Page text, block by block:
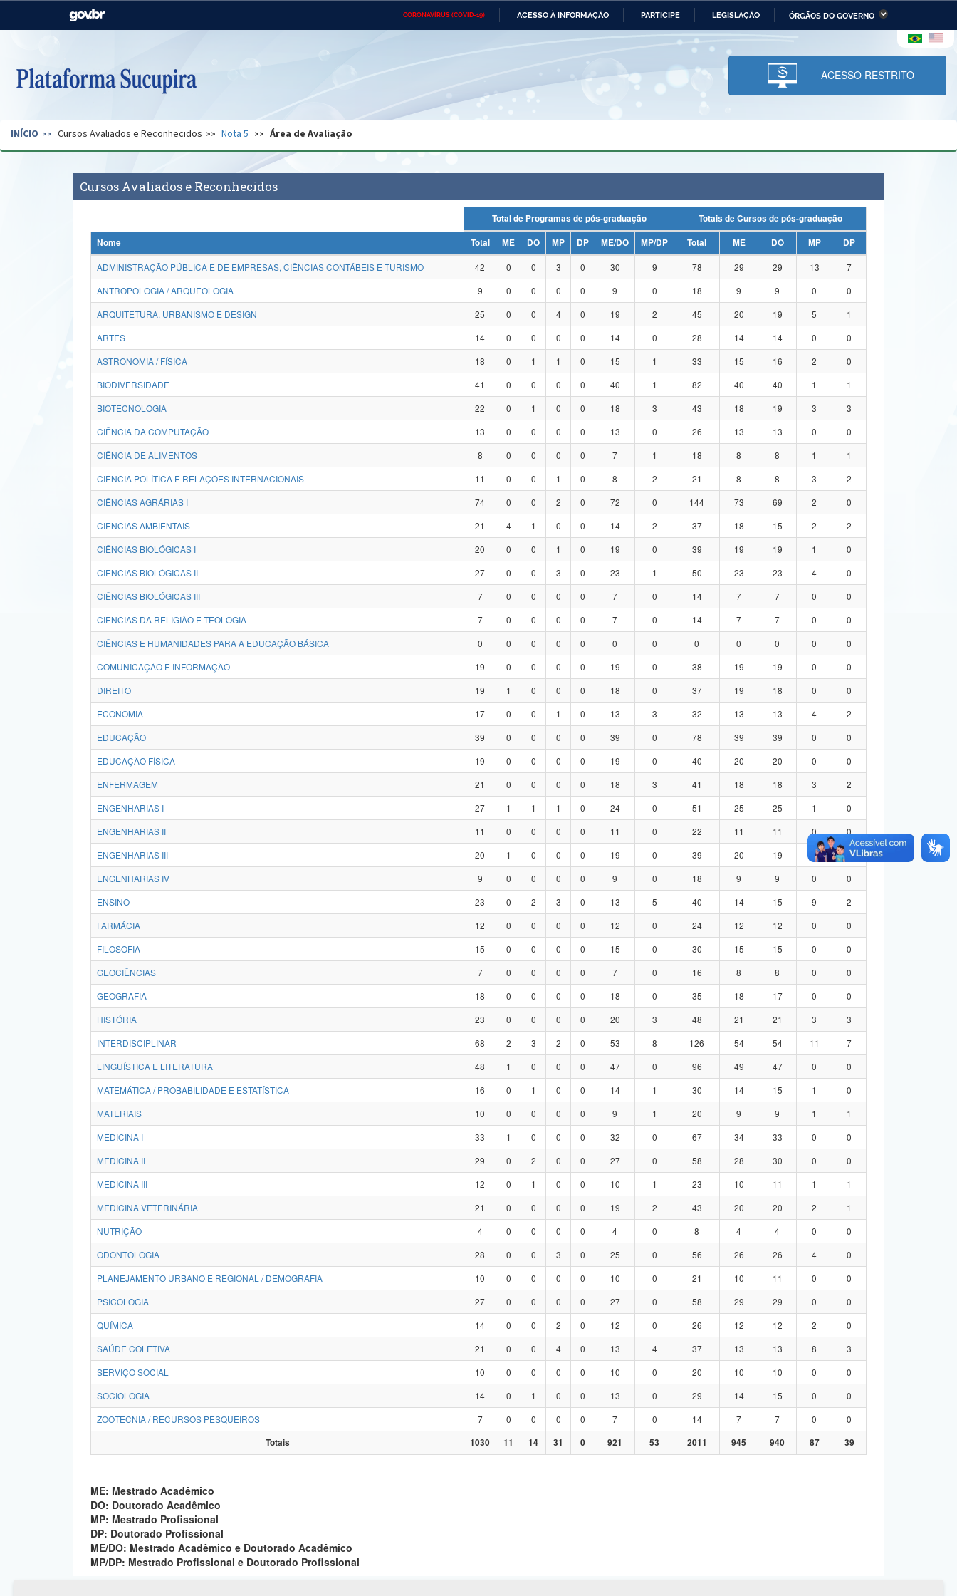
CORONAVÍRUS (COVID-19) ACESSO À INFORMAÇÃO PARTICIPE LEGISLAÇÃO ÓRGÃOS DO GOVERNO
Casa Civil Ministério das Relações Ministério da Economia Ministério da Infraestrutura
Pecuária e Abastecimento
Ministério da Ciência,
Tecnologia, Inovações e
Comunicações
Ministério do Desenvolvimento
Regional e dos Direitos Humanos
Secretaria de Governo Gabinete de Segurança Advocacia-Geral da União Banco Central do Brasil Planalto
ACESSO RESTRITO
INÍCIO Cursos Avaliados e Reconhecidos Nota 5 Área de Avaliação
Cursos Avaliados e Reconhecidos
Total de Programas de pós-graduação
Totais de Cursos de pós-graduação
Nome
Total ME DO MP DP ME/DO MP/DP Total ME DO MP
DP
ADMINISTRAÇÃO PÚBLICA E DE EMPRESAS, CIÊNCIAS CONTÁBEIS E TURISMO
42 0 0 3 0 30 9 78 29 29 13
7
ANTROPOLOGIA / ARQUEOLOGIA
9 0 0 0 0 9 0 18 9 9 0
0
ARQUITETURA, URBANISMO E DESIGN
25 0 0 4 0 19 2 45 20 19 5
1
ARTES
14 0 0 0 0 14 0 28 14 14 0
0
ASTRONOMIA / FÍSICA
18 0 1 1 0 15 1 33 15 16 2
0
BIODIVERSIDADE
41 0 0 0 0 40 1 82 40 40 1
1
BIOTECNOLOGIA
22 0 1 0 0 18 3 43 18 19 3
3
CIÊNCIA DA COMPUTAÇÃO
13 0 0 0 0 13 0 26 13 13 0
0
CIÊNCIA DE ALIMENTOS
8 0 0 0 0 7 1 18 8 8 1
1
CIÊNCIA POLÍTICA E RELAÇÕES INTERNACIONAIS
11 0 0 1 0 8 2 21 8 8 3
2
CIÊNCIAS AGRÁRIAS I
74 0 0 2 0 72 0 144 73 69 2
0
CIÊNCIAS AMBIENTAIS
21 4 1 0 0 14 2 37 18 15 2
2
CIÊNCIAS BIOLÓGICAS I
20 0 0 1 0 19 0 39 19 19 1
0
CIÊNCIAS BIOLÓGICAS II
27 0 0 3 0 23 1 50 23 23 4
0
CIÊNCIAS BIOLÓGICAS III
7 0 0 0 0 7 0 14 7 7 0
0
CIÊNCIAS DA RELIGIÃO E TEOLOGIA
7 0 0 0 0 7 0 14 7 7 0
0
CIÊNCIAS E HUMANIDADES PARA A EDUCAÇÃO BÁSICA
0 0 0 0 0 0 0 0 0 0 0
0
COMUNICAÇÃO E INFORMAÇÃO
19 0 0 0 0 19 0 38 19 19 0
0
DIREITO
19 1 0 0 0 18 0 37 19 18 0
0
ECONOMIA
17 0 0 1 0 13 3 32 13 13 4
2
EDUCAÇÃO
39 0 0 0 0 39 0 78 39 39 0
0
EDUCAÇÃO FÍSICA
19 0 0 0 0 19 0 40 20 20 0
0
ENFERMAGEM
21 0 0 0 0 18 3 41 18 18 3
2
ENGENHARIAS I
27 1 1 1 0 24 0 51 25 25 1
0
ENGENHARIAS II
11 0 0 0 0 11 0 22 11 11 0
0
ENGENHARIAS III
20 1 0 0 0 19 0 39 20 19 0
0
ENGENHARIAS IV
9 0 0 0 0 9 0 18 9 9 0
0
ENSINO
23 0 2 3 0 13 5 40 14 15 9
2
FARMÁCIA
12 0 0 0 0 12 0 24 12 12 0
0
FILOSOFIA
15 0 0 0 0 15 0 30 15 15 0
0
GEOCIÊNCIAS
7 0 0 0 0 7 0 16 8 8 0
0
GEOGRAFIA
18 0 0 0 0 18 0 35 18 17 0
0
HISTÓRIA
23 0 0 0 0 20 3 48 21 21 3
3
INTERDISCIPLINAR
68 2 3 2 0 53 8 126 54 54 11
7
LINGUÍSTICA E LITERATURA
48 1 0 0 0 47 0 96 49 47 0
0
MATEMÁTICA / PROBABILIDADE E ESTATÍSTICA
16 0 1 0 0 14 1 30 14 15 1
0
MATERIAIS
10 0 0 0 0 9 1 20 9 9 1
1
MEDICINA I
33 1 0 0 0 32 0 67 34 33 0
0
MEDICINA II
29 0 2 0 0 27 0 58 28 30 0
0
MEDICINA III
12 0 1 0 0 10 1 23 10 11 1
1
MEDICINA VETERINÁRIA
21 0 0 0 0 19 2 43 20 20 2
1
NUTRIÇÃO
4 0 0 0 0 4 0 8 4 4 0
0
ODONTOLOGIA
28 0 0 3 0 25 0 56 26 26 4
0
PLANEJAMENTO URBANO E REGIONAL / DEMOGRAFIA
10 0 0 0 0 10 0 21 10 11 0
0
PSICOLOGIA
27 0 0 0 0 27 0 58 29 29 0
0
QUÍMICA
14 0 0 2 0 12 0 26 12 12 2
0
SAÚDE COLETIVA
21 0 0 4 0 13 4 37 13 13 8
3
SERVIÇO SOCIAL
10 0 0 0 0 10 0 20 10 10 0
0
SOCIOLOGIA
14 0 1 0 0 13 0 29 14 15 0
0
ZOOTECNIA / RECURSOS PESQUEIROS
7 0 0 0 0 7 0 14 7 7 0
0
Totais
1030 11 14 31 0 921 53 2011 945 940 87 39
ME: Mestrado Acadêmico
DO: Doutorado Acadêmico
MP: Mestrado Profissional
DP: Doutorado Profissional
ME/DO: Mestrado Acadêmico e Doutorado Acadêmico
MP/DP: Mestrado Profissional e Doutorado Profissional